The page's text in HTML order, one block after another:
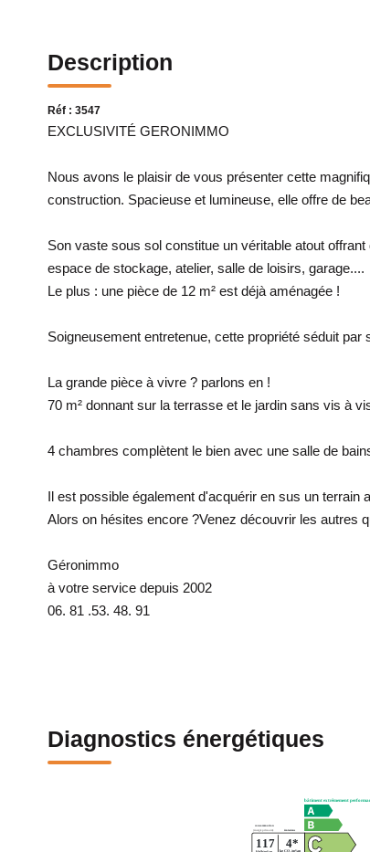
Description
Réf : 3547
EXCLUSIVITÉ GERONIMMO
Nous avons le plaisir de vous présenter cette
construction. Spacieuse et lumineuse, elle offre de
Son vaste sous sol constitue un véritable atout
espace de stockage, atelier, salle de loisirs, garage....
Le plus : une pièce de 12 m² est déjà aménagée !
Soigneusement entretenue, cette propriété séduit
La grande pièce à vivre ? parlons en !
70 m² donnant sur la terrasse et le jardin sans vis à
4 chambres complètent le bien avec une salle de
Il est possible également d'acquérir en sus un terrain
Alors on hésites encore ?Venez découvrir les autres
Géronimmo
à votre service depuis 2002
06. 81 .53. 48. 91
Diagnostics énergétiques